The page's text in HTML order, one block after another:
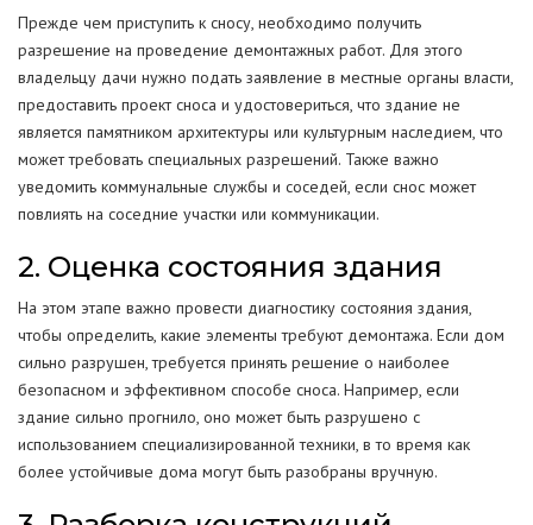
Прежде чем приступить к сносу, необходимо получить
разрешение на проведение демонтажных работ. Для этого
владельцу дачи нужно подать заявление в местные органы власти,
предоставить проект сноса и удостовериться, что здание не
является памятником архитектуры или культурным наследием, что
может требовать специальных разрешений. Также важно
уведомить коммунальные службы и соседей, если снос может
повлиять на соседние участки или коммуникации.
2. Оценка состояния здания
На этом этапе важно провести диагностику состояния здания,
чтобы определить, какие элементы требуют демонтажа. Если дом
сильно разрушен, требуется принять решение о наиболее
безопасном и эффективном способе сноса. Например, если
здание сильно прогнило, оно может быть разрушено с
использованием специализированной техники, в то время как
более устойчивые дома могут быть разобраны вручную.